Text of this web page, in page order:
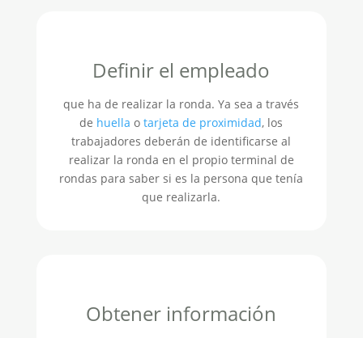
Definir el empleado
que ha de realizar la ronda. Ya sea a través
de huella otarjeta de proximidad, los
trabajadores deberán de identificarse al
realizar la ronda en el propio terminal de
rondas para saber si es la persona que tenía
que realizarla.
Obtener información